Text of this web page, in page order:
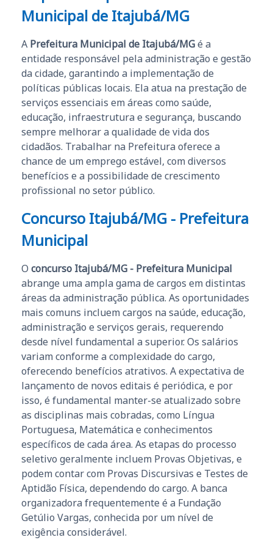
Municipal de Itajubá/MG
A Prefeitura Municipal de Itajubá/MGé a
entidade responsável pela administração e gestão
da cidade, garantindo a implementação de
políticas públicas locais. Ela atua na prestação de
serviços essenciais em áreas como saúde,
educação, infraestrutura e segurança, buscando
sempre melhorar a qualidade de vida dos
cidadãos. Trabalhar na Prefeitura oferece a
chance de um emprego estável, com diversos
benefícios e a possibilidade de crescimento
profissional no setor público.
Concurso Itajubá/MG - Prefeitura
Municipal
O concurso Itajubá/MG - Prefeitura Municipal
abrange uma ampla gama de cargos em distintas
áreas da administração pública. As oportunidades
mais comuns incluem cargos na saúde, educação,
administração e serviços gerais, requerendo
desde nível fundamental a superior. Os salários
variam conforme a complexidade do cargo,
oferecendo benefícios atrativos. A expectativa de
lançamento de novos editais é periódica, e por
isso, é fundamental manter-se atualizado sobre
as disciplinas mais cobradas, como Língua
Portuguesa, Matemática e conhecimentos
específicos de cada área. As etapas do processo
seletivo geralmente incluem Provas Objetivas, e
podem contar com Provas Discursivas e Testes de
Aptidão Física, dependendo do cargo. A banca
organizadora frequentemente é a Fundação
Getúlio Vargas, conhecida por um nível de
exigência considerável.